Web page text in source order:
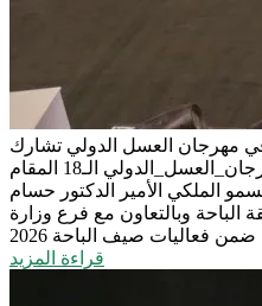
في مهرجان العسل الدولي تشارك
أمانة الباحة بركن تعريفي في #مهرجان_العسل_الدولي الـ18 المقام
الملكي الأمير الدكتور حسام
الباحة وبالتعاون مع فرع وزارة
قراءة المزيد